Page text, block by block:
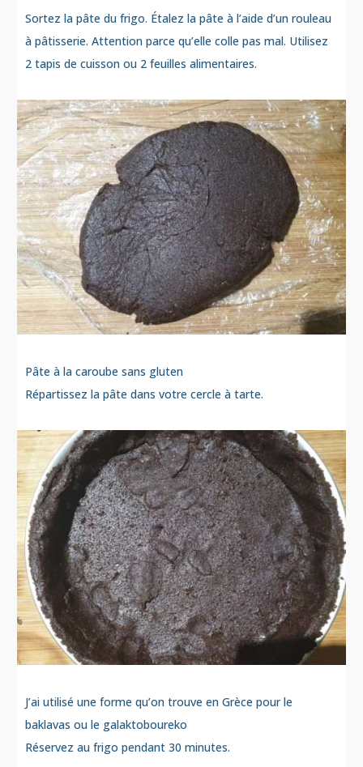
Sortez la pâte du frigo. Étalez la pâte à l’aide d’un rouleau
à pâtisserie. Attention parce qu’elle colle pas mal. Utilisez
2 tapis de cuisson ou 2 feuilles alimentaires.
Pâte à la caroube sans gluten
Répartissez la pâte dans votre cercle à tarte.
J’ai utilisé une forme qu’on trouve en Grèce pour le
baklavas ou le galaktoboureko
Réservez au frigo pendant 30 minutes.